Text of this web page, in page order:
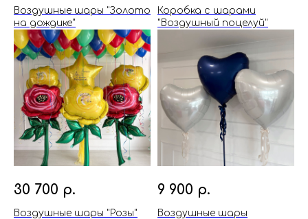
Воздушные шары "Золото
на дождике"
Коробка с шарами
"Воздушный поцелуй"
30 700 р.
Воздушные шары "Розы"
9 900 р.
Воздушные шары